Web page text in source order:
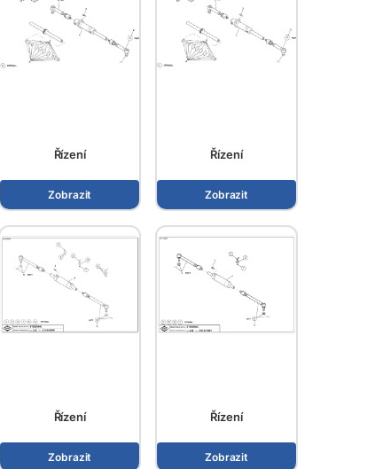
Řízení
Zobrazit
Řízení
Zobrazit
Řízení
Zobrazit
Řízení
Zobrazit